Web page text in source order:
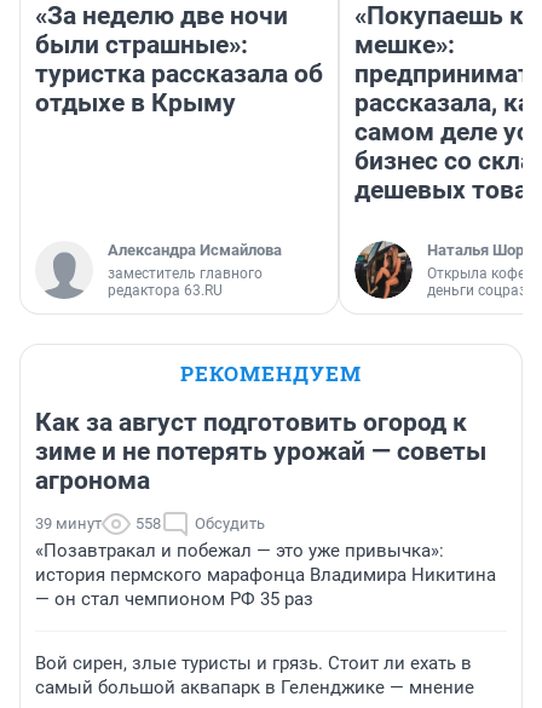
«За неделю две ночи
были страшные»:
туристка рассказала об
отдыхе в Крыму
Александра Исмайлова
заместитель главного
редактора 63.RU
«Покупаешь
мешке»:
рассказала,
самом деле
бизнес со
дешевых
Наталья
Открыла
деньги
РЕКОМЕНДУЕМ
Как за август подготовить огород к
зиме и не потерять урожай — советы
агронома
39 минут 558 Обсудить
«Позавтракал и побежал — это уже привычка»:
история пермского марафонца Владимира Никитина
— он стал чемпионом РФ 35 раз
Вой сирен, злые туристы и грязь. Стоит ли ехать в
самый большой аквапарк в Геленджике — мнение